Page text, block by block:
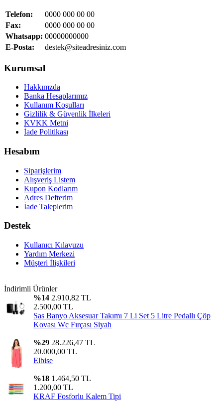
Telefon:
0000 000 00 00
Fax:
0000 000 00 00
Whatsapp: 00000000000
E-Posta:
destek@siteadresiniz.com
Kurumsal
Hakkımzda
Banka Hesaplarımız
Kullanım Koşulları
Gizlilik & Güvenlik İlkeleri
KVKK Metni
İade Politikası
Hesabım
Siparişlerim
Alışveriş Listem
Kupon Kodlarım
Adres Defterim
İade Taleplerim
Destek
Kullanıcı Kılavuzu
Yardım Merkezi
Müşteri İlişkileri
İndirimli Ürünler
%14 2.910,82 TL
2.500,00 TL
Sas Banyo Aksesuar Takımı 7 Li Set 5 Litre Pedallı Çöp
Kovası Wc Fırçası Siyah
%29 28.226,47 TL
20.000,00 TL
Elbise
%18 1.464,50 TL
1.200,00 TL
KRAF Fosforlu Kalem Tipi